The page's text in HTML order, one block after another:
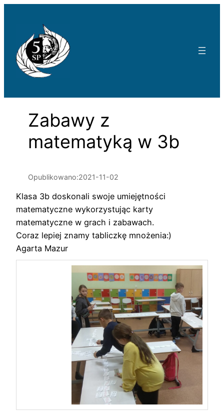
Zabawy z
matematyką w 3b
Opublikowano:2021-11-02
Klasa 3b doskonali swoje umiejętności
matematyczne wykorzystując karty
matematyczne w grach i zabawach.
Coraz lepiej znamy tabliczkę mnożenia:)
Agarta Mazur